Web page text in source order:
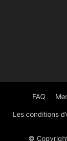
FAQ
Les conditions
©